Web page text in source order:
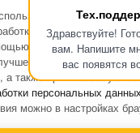
Здравствуйте!
вам. Напишите
вас появятся
информационный
которая определяется
РФ. Информация о
указанных на сайте,
наш сайт, вы
cookie-файлов и
Яндекс.Метрика,
качества работы
, а также принимаете
персональных данных
можно в настройках